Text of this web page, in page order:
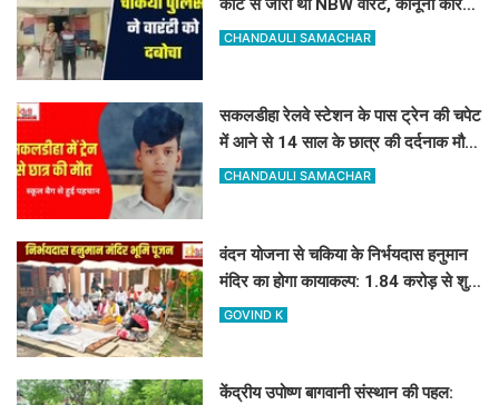
शुरू
CHANDAULI SAMACHAR
सकलडीहा रेलवे स्टेशन के पास ट्रेन की चपेट
में आने से 14 साल के छात्र की दर्दनाक मौत,
स्कूल बैग से हुई पहचान
CHANDAULI SAMACHAR
वंदन योजना से चकिया के निर्भयदास हनुमान
मंदिर का होगा कायाकल्प: 1.84 करोड़ से शुरू
हुआ भव्य निर्माण कार्य
GOVIND K
केंद्रीय उपोष्ण बागवानी संस्थान की पहल: